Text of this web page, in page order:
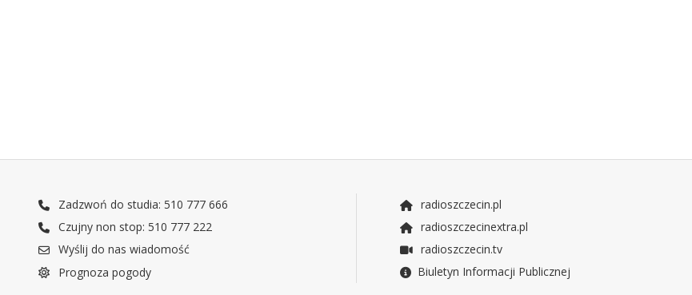
Zadzwoń do studia: 510 777 666
Czujny non stop: 510 777 222
Wyślij do nas wiadomość
Prognoza pogody
radioszczecin.pl
radioszczecinextra.pl
radioszczecin.tv
Biuletyn Informacji Publicznej